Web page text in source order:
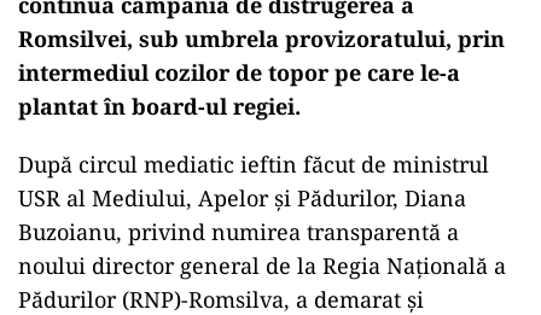
Romsilvei, sub umbrela provizoratului, prin
intermediul cozilor de topor pe care le-a
plantat în board-ul regiei.
După circul mediatic ieftin făcut de ministrul
USR al Mediului, Apelor și Pădurilor, Diana
Buzoianu, privind numirea transparentă a
noului director general de la Regia Națională a
Pădurilor (RNP)-Romsilva, a demarat și